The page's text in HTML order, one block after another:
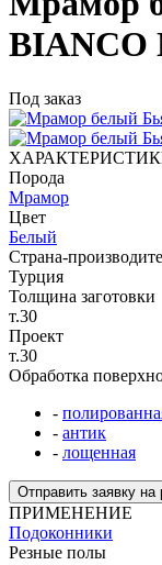
BIANCO
Под заказ
Порода
Мрамор
Цвет
Белый
Страна-
Турция
Толщина заготовки
т.30
Проект
т.30
Обработка
-
- антик
- лощенная
Отправить заявку
ПРИМЕНЕНИЕ
Подоконники
Резные полы